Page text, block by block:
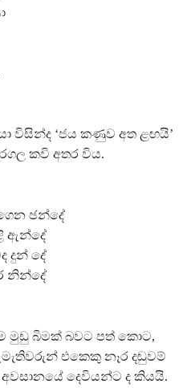
විසින්ද ‘ජය කණුව අත ළඟයි’
කවි අතර විය.
ඡන්දේ
ඇන්දේ
දුන් දේ
නින්දේ
මුඩු බිමක් බවට පත් කොට,
එකෙකු නෑර දඬුවම්
දෙවියන්ට ද කියයි.